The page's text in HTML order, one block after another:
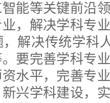
能等关键前沿
，解决学科专
解决传统学科
要完善学科专
水平，完善专
兴学科建设，